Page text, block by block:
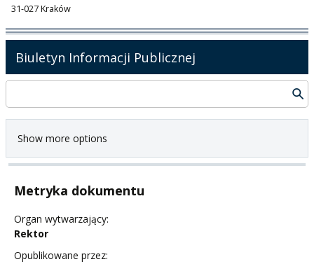
31-027 Kraków
Biuletyn Informacji Publicznej
Show more options
Metryka dokumentu
Organ wytwarzający:
Rektor
Opublikowane przez: